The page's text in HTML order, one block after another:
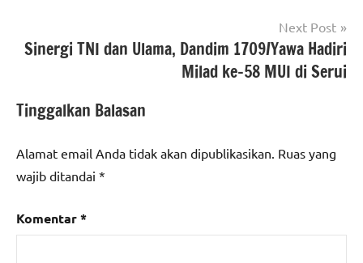
Next Post
Sinergi TNI dan Ulama, Dandim 1709/Yawa Hadiri
Milad ke-58 MUI di Serui
Tinggalkan Balasan
Alamat email Anda tidak akan dipublikasikan. Ruas yang
wajib ditandai *
Komentar*